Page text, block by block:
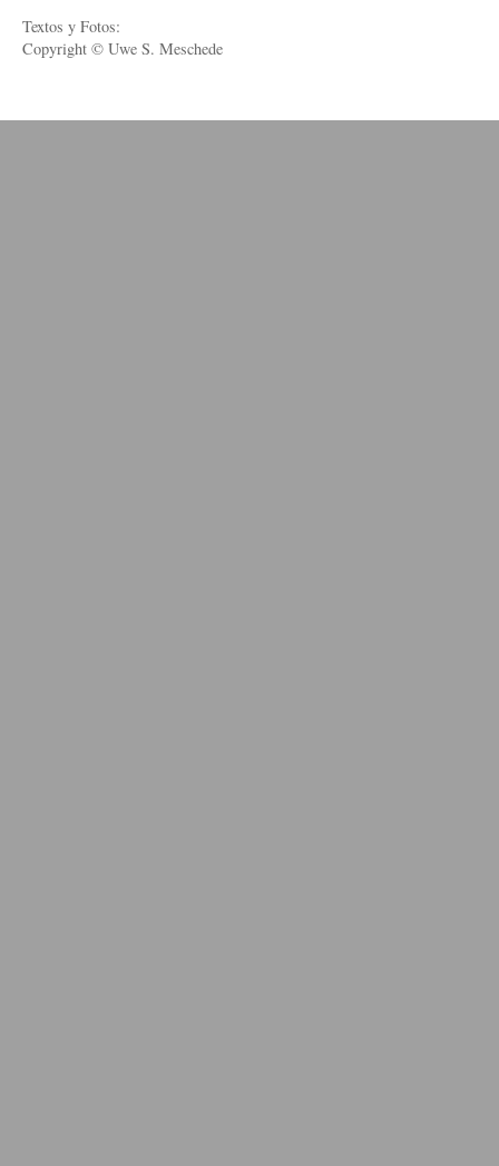
Textos y Fotos:
Copyright © Uwe S. Meschede